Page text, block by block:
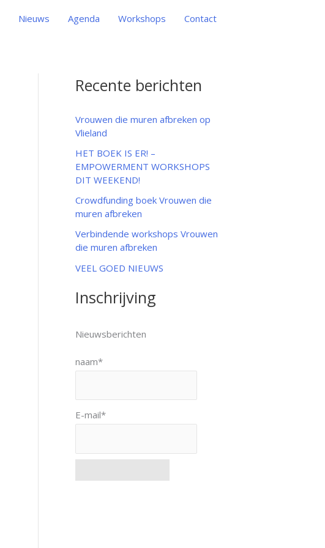
Nieuws Agenda Workshops Contact
Recente berichten
Vrouwen die muren afbreken op
Vlieland
HET BOEK IS ER! –
EMPOWERMENT WORKSHOPS
DIT WEEKEND!
Crowdfunding boek Vrouwen die
muren afbreken
Verbindende workshops Vrouwen
die muren afbreken
VEEL GOED NIEUWS
Inschrijving
Nieuwsberichten
naam*
E-mail*